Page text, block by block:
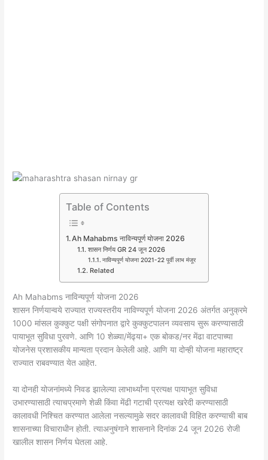
Table of Contents
Ah Mahabms नाविन्यपूर्ण योजना 2026
शासन निर्णय GR 24 जून 2026
नाविन्यपूर्ण योजना 2021-22 पूर्वी लाभ मंजूर
Related
Ah Mahabms नाविन्यपूर्ण योजना 2026
शासन निर्णयान्वये राज्यात राज्यस्तरीय नाविण्यपूर्ण योजना 2026 अंतर्गत अनुक्रमे
1000 मांसल कुक्कुट पक्षी संगोपनात द्वारे कुक्कुटपालन व्यवसाय सुरू करण्यासाठी
पायाभूत सुविधा पुरवणे. आणि 10 शेळ्या/मेंढ्या+ एक बोकड/नर मेंढा वाटपाच्या
योजनेस प्रशासकीय मान्यता प्रदान केलेली आहे. आणि या दोन्ही योजना महाराष्ट्र
राज्यात राबवण्यात येत आहेत.
या दोनही योजनांमध्ये निवड झालेल्या लाभार्थ्यांना प्रत्यक्ष पायाभूत सुविधा
उभारण्यासाठी त्याचप्रमाणे शेळी किंवा मेंढी गटाची प्रत्यक्ष खरेदी करण्यासाठी
कालावधी निश्चित करण्यात आलेला नसल्यामुळे सदर कालावधी विहित करण्याची बाब
शासनाच्या विचाराधीन होती. त्याअनुषंगाने शासनाने दिनांक 24 जून 2026 रोजी
खालील शासन निर्णय घेतला आहे.